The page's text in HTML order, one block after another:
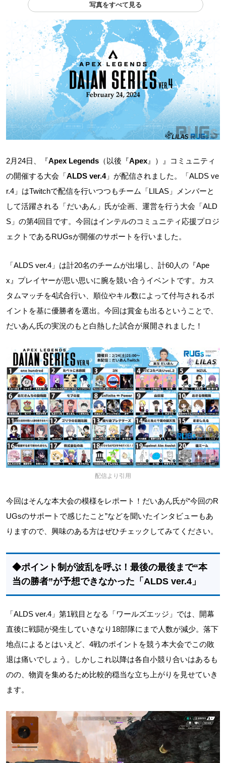
写真をすべて見る
2月24日、『Apex Legends （以後『Apex 』）』コミュニティ
の開催する大会「ALDS ver.4」が配信されました。「ALDS ve
r.4」はTwitchで配信を行いつつもチーム「LILAS」メンバーと
して活躍される「だいあん」氏が企画、運営を行う大会「ALD
S」の第4回目です。今回はインテルのコミュニティ応援プロジ
ェクトであるRUGsが開催のサポートを行いました。
「ALDS ver.4」は計20名のチームが出場し、計60人の『Ape
x』プレイヤーが思い思いに腕を競い合うイベントです。カス
タムマッチを4試合行い、順位やキル数によって付与されるポ
イントを基に優勝者を選出。今回は賞金も出るということで、
だいあん氏の実況のもと白熱した試合が展開されました！
配信より引用
今回はそんな本大会の模様をレポート！だいあん氏が“今回のR
UGsのサポートで感じたこと”などを聞いたインタビューもあ
りますので、興味のある方はぜひチェックしてみてください。
◆ポイント制が波乱を呼ぶ！最後の最後まで“本
当の勝者”が予想できなかった「ALDS ver.4」
「ALDS ver.4」第1戦目となる「ワールズエッジ」では、開幕
直後に戦闘が発生していきなり18部隊にまで人数が減少。落下
地点によるとはいえど、4戦のポイントを競う本大会でこの敗
退は痛いでしょう。しかしこれ以降は各自小競り合いはあるも
のの、物資を集めるため比較的穏当な立ち上がりを見せていき
ます。